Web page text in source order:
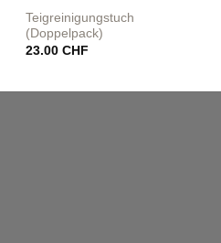
Teigreinigungstuch
(Doppelpack)
23.00 CHF